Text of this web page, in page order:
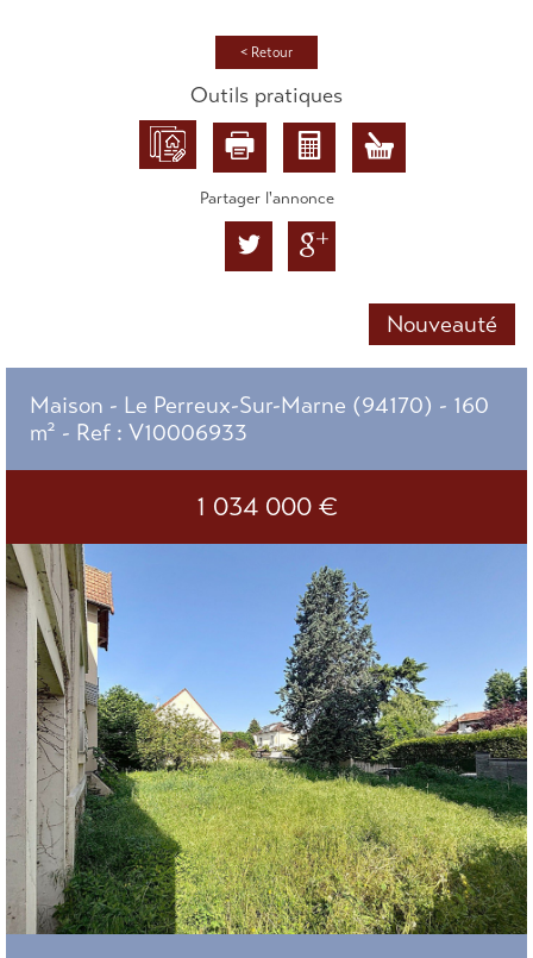
< Retour
Outils pratiques
Partager l'annonce
Nouveauté
Maison - Le Perreux-Sur-Marne (94170) - 160
m² - Ref : V10006933
1 034 000 €